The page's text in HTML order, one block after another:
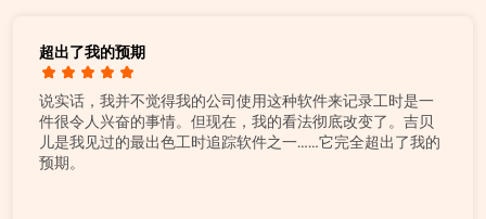
超出了我的预期
说实话，我并不觉得我的公司使用这种软件来记录工时是一
件很令人兴奋的事情。但现在，我的看法彻底改变了。吉贝
儿是我见过的最出色工时追踪软件之一……它完全超出了我的
预期。